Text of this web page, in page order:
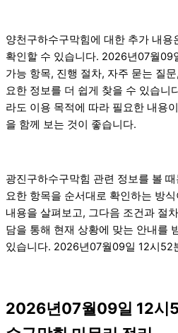
양천구하수구막힘에 대한 추가 내용
확인할 수 있습니다. 2026년07월09
가능 항목, 진행 절차, 자주 묻는 질
요한 정보를 더 쉽게 찾을 수 있습니
라도 이용 목적에 따라 필요한 내용
을 함께 보는 것이 좋습니다.
광진구하수구막힘 관련 정보를 볼
요한 항목을 순서대로 확인하는 방
내용을 살펴보고, 그다음 조건과 절
담을 통해 현재 상황에 맞는 안내를
있습니다. 2026년07월09일 12시52
2026년07월09일 12시